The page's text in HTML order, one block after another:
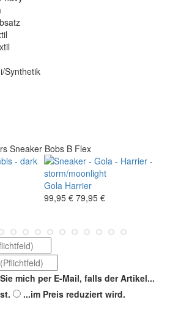
Synthetik
Sneaker Bobs B Flex
Gola Harrier
99,95 € 79,95 €
mich per E-Mail, falls der Artikel...
...im Preis reduziert wird.